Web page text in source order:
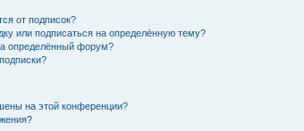
от подписок?
или подписаться на определённую тему?
определённый форум?
на этой конференции?